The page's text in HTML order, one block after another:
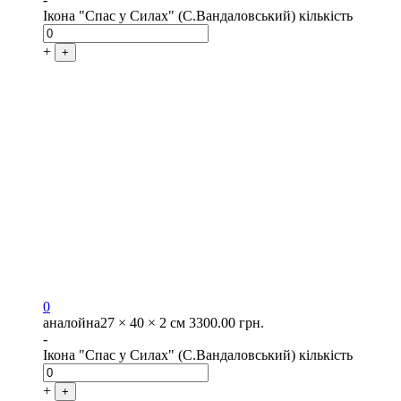
Ікона "Спас у Силах" (С.Вандаловський) кількість
+ +
0
аналойна27 × 40 × 2 см 3300.00 грн.
-
Ікона "Спас у Силах" (С.Вандаловський) кількість
+ +